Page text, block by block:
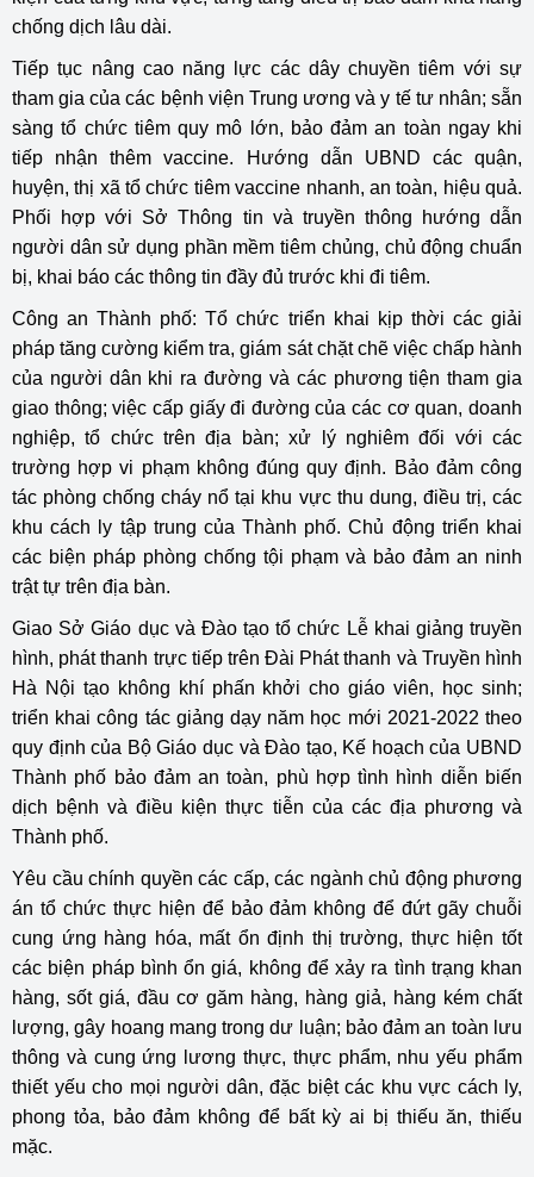
chống dịch lâu dài.
Tiếp tục nâng cao năng lực các dây chuyền tiêm với sự
tham gia của các bệnh viện Trung ương và y tế tư nhân; sẵn
sàng tổ chức tiêm quy mô lớn, bảo đảm an toàn ngay khi
tiếp nhận thêm vaccine. Hướng dẫn UBND các quận,
huyện, thị xã tổ chức tiêm vaccine nhanh, an toàn, hiệu quả.
Phối hợp với Sở Thông tin và truyền thông hướng dẫn
người dân sử dụng phần mềm tiêm chủng, chủ động chuẩn
bị, khai báo các thông tin đầy đủ trước khi đi tiêm.
Công an Thành phố: Tổ chức triển khai kịp thời các giải
pháp tăng cường kiểm tra, giám sát chặt chẽ việc chấp hành
của người dân khi ra đường và các phương tiện tham gia
giao thông; việc cấp giấy đi đường của các cơ quan, doanh
nghiệp, tổ chức trên địa bàn; xử lý nghiêm đối với các
trường hợp vi phạm không đúng quy định. Bảo đảm công
tác phòng chống cháy nổ tại khu vực thu dung, điều trị, các
khu cách ly tập trung của Thành phố. Chủ động triển khai
các biện pháp phòng chống tội phạm và bảo đảm an ninh
trật tự trên địa bàn.
Giao Sở Giáo dục và Đào tạo tổ chức Lễ khai giảng truyền
hình, phát thanh trực tiếp trên Đài Phát thanh và Truyền hình
Hà Nội tạo không khí phấn khởi cho giáo viên, học sinh;
triển khai công tác giảng dạy năm học mới 2021-2022 theo
quy định của Bộ Giáo dục và Đào tạo, Kế hoạch của UBND
Thành phố bảo đảm an toàn, phù hợp tình hình diễn biến
dịch bệnh và điều kiện thực tiễn của các địa phương và
Thành phố.
Yêu cầu chính quyền các cấp, các ngành chủ động phương
án tổ chức thực hiện để bảo đảm không để đứt gãy chuỗi
cung ứng hàng hóa, mất ổn định thị trường, thực hiện tốt
các biện pháp bình ổn giá, không để xảy ra tình trạng khan
hàng, sốt giá, đầu cơ găm hàng, hàng giả, hàng kém chất
lượng, gây hoang mang trong dư luận; bảo đảm an toàn lưu
thông và cung ứng lương thực, thực phẩm, nhu yếu phẩm
thiết yếu cho mọi người dân, đặc biệt các khu vực cách ly,
phong tỏa, bảo đảm không để bất kỳ ai bị thiếu ăn, thiếu
mặc.